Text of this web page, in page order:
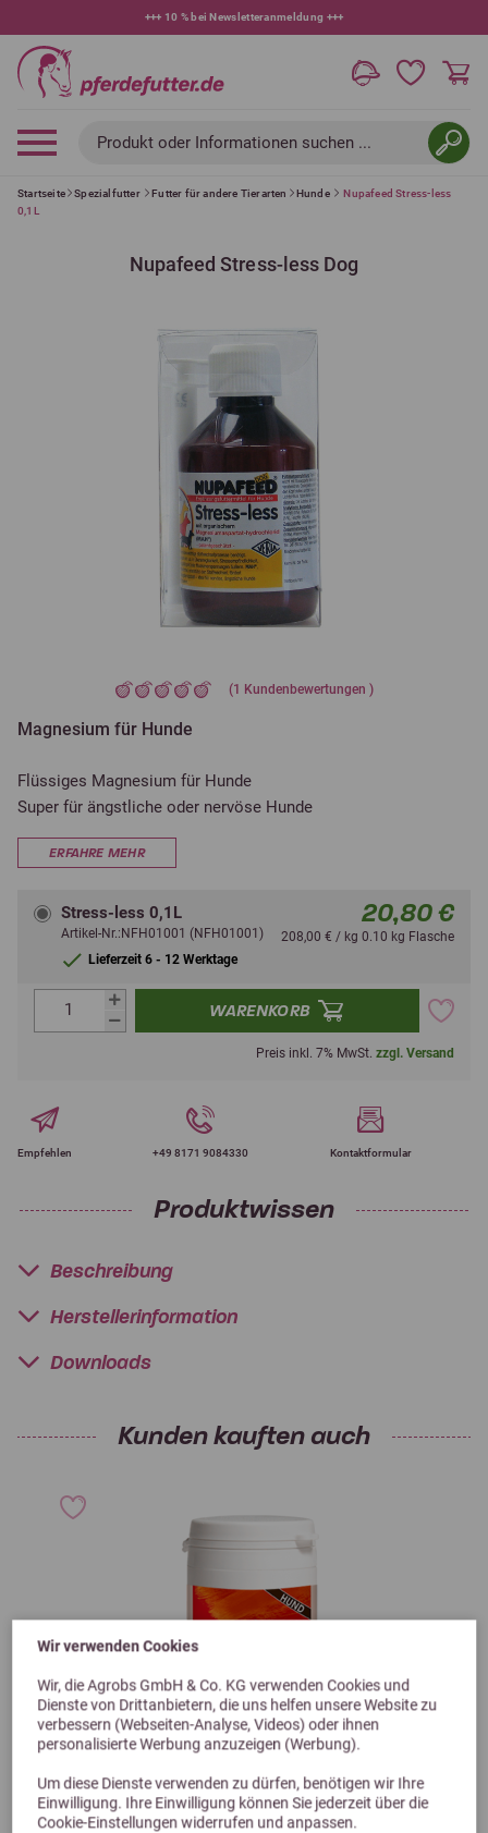
Wir verwenden Cookies
Wir, die Agrobs GmbH & Co. KG verwenden Cookies und
Dienste von Drittanbietern, die uns helfen unsere Website zu
verbessern (Webseiten-Analyse, Videos) oder ihnen
personalisierte Werbung anzuzeigen (Werbung).
Um diese Dienste verwenden zu dürfen, benötigen wir Ihre
Einwilligung. Ihre Einwilligung können Sie jederzeit über die
Cookie-Einstellungen widerrufen und anpassen.
+++ 10 % bei Newsletteranmeldung +++
Produkt oder Informationen suchen ...
Startseite Spezialfutter Futter für andere Tierarten Hunde
Nupafeed Stress-less
0,1L
Nupafeed Stress-less Dog
(1 Kundenbewertungen )
Magnesium für Hunde
Flüssiges Magnesium für Hunde
Super für ängstliche oder nervöse Hunde
ERFAHRE MEHR
Stress-less 0,1L
Artikel-Nr.:NFH01001 (NFH01001)
Lieferzeit 6 - 12 Werktage
20,80 €
208,00 € / kg 0.10 kg Flasche
WARENKORB
Preis inkl. 7% MwSt. zzgl. Versand
Empfehlen +49 8171 9084330 Kontaktformular
Produktwissen
Beschreibung
Herstellerinformation
Downloads
Kunden kauften auch